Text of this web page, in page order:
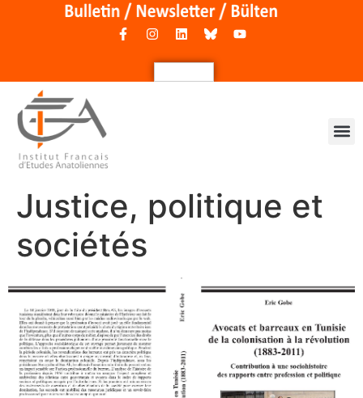
Justice, politique et
sociétés